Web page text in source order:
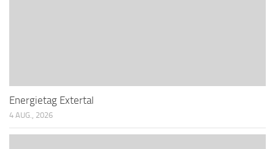
Energietag Extertal
4 AUG., 2026